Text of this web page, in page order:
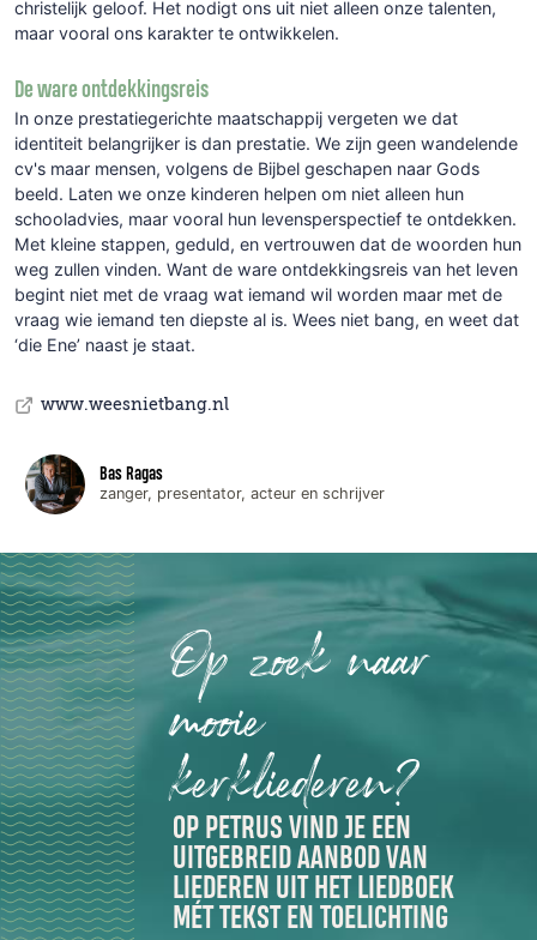
christelijk geloof. Het nodigt ons uit niet alleen onze talenten,
maar vooral ons karakter te ontwikkelen.
De ware ontdekkingsreis
In onze prestatiegerichte maatschappij vergeten we dat
identiteit belangrijker is dan prestatie. We zijn geen wandelende
cv's maar mensen, volgens de Bijbel geschapen naar Gods
beeld. Laten we onze kinderen helpen om niet alleen hun
schooladvies, maar vooral hun levensperspectief te ontdekken.
Met kleine stappen, geduld, en vertrouwen dat de woorden hun
weg zullen vinden. Want de ware ontdekkingsreis van het leven
begint niet met de vraag wat iemand wil worden maar met de
vraag wie iemand ten diepste al is. Wees niet bang, en weet dat
‘die Ene’ naast je staat.
www.weesnietbang.nl
Bas Ragas
zanger, presentator, acteur en schrijver
Op zoek naar
mooie
kerkliederen?
OP PETRUS VIND JE EEN
UITGEBREID AANBOD VAN
LIEDEREN UIT HET LIEDBOEK
MÉT TEKST EN TOELICHTING